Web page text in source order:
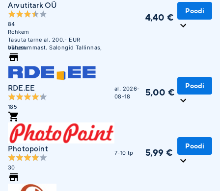
Arvutitark OÜ
84
Rohkem
Tasuta tarne al. 200.- EUR
ostusummast. Salongid Tallinnas,
Tartus, Pärnus ja Narvas
Vähem
4,40 €
Poodi
RDE.EE
185
al. 2026-
08-18
5,00 €
Poodi
Photopoint
30
7-10 tp 5,99 €
Poodi